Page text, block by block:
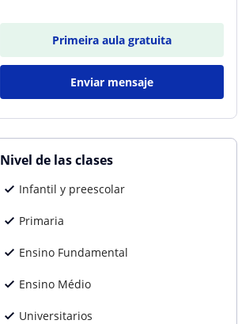
Primeira aula gratuita
Enviar mensaje
Nivel de las clases
Infantil y preescolar
Primaria
Ensino Fundamental
Ensino Médio
Universitarios